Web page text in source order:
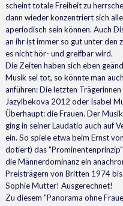
scheint totale Freiheit zu
dann wieder konzentriert sich
aperiodisch sein können. Auch
an ihr ist immer so gut unter den
es nicht hör- und greifbar wird.
Die Zeiten haben sich eben
Musik sei tot, so könnte man
anführen: Die letzten
Jazylbekova 2012 oder Isabel
Überhaupt: die Frauen. Der
ging in seiner Laudatio auch auf
ein. So spiele etwa beim Ernst
dotiert) das
die Männerdominanz ein
Preisträgern von Britten 1974
Sophie Mutter! Ausgerechnet!
Zu diesem "Panorama ohne